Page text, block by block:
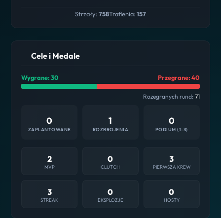
Strzały:758Trafienia:157
Cele i Medale
Wygrane: 30 Przegrane: 40
Rozegranych rund: 71
0
ZAPLANTOWANE
1
ROZBROJENIA
0
PODIUM (1-3)
2
MVP
0
CLUTCH
3
PIERWSZA KREW
3
STREAK
0
EKSPLOZJE
0
HOSTY